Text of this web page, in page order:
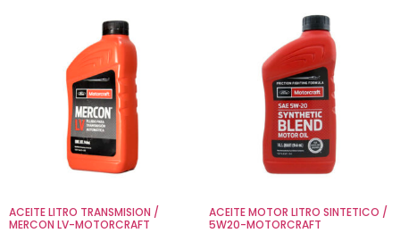
ACEITE LITRO TRANSMISION /
MERCON LV-MOTORCRAFT
ACEITE MOTOR LITRO SINTETICO /
5W20-MOTORCRAFT